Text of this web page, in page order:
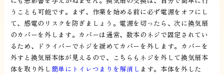
うことも可能です。まず、作業を始める前に必ず電源をオフにし
て、感電のリスクを防ぎましょう。電源を切ったら、次に換気扇
のカバーを外します。カバーは通常、数本のネジで固定されてい
るため、ドライバーでネジを緩めてカバーを外します。カバーを
外すと換気扇本体が見えるので、こちらもネジを外して換気扇本
体を取り外し 簡単にトイレつまりを解消し ます。本体を外した